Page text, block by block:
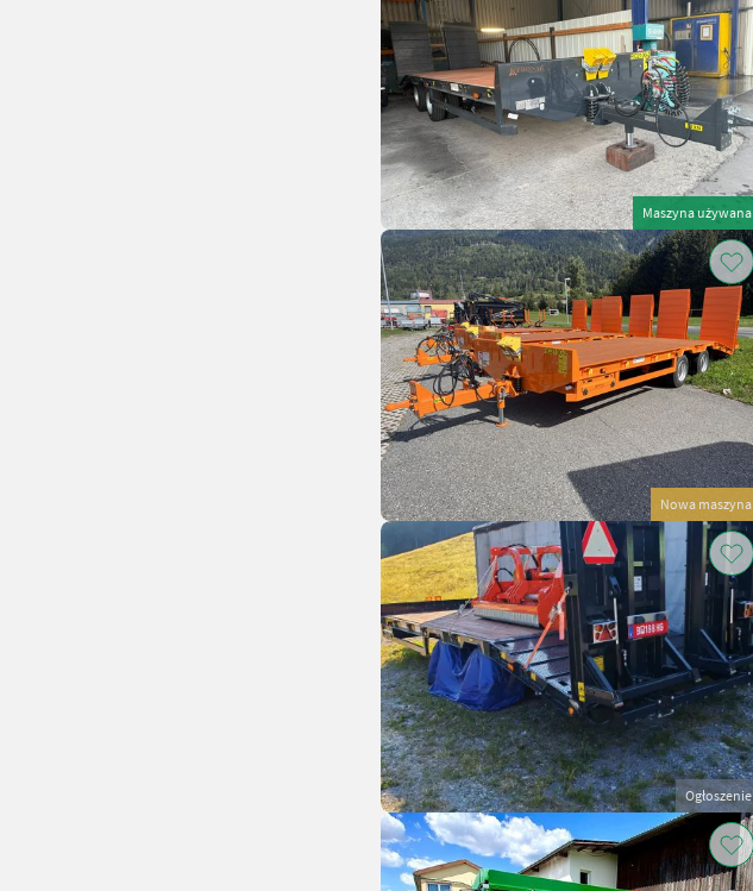
Maszyna używana
Nowa maszyna
Ogłoszenie